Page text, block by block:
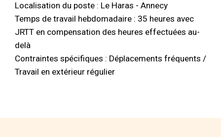
Localisation du poste : Le Haras - Annecy
Temps de travail hebdomadaire : 35 heures avec
JRTT en compensation des heures effectuées au-
delà
Contraintes spécifiques : Déplacements fréquents /
Travail en extérieur régulier